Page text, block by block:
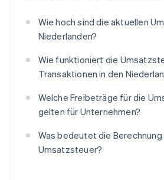
Wie hoch sind die aktuellen
Niederlanden?
Wie funktioniert die
Transaktionen in den
Welche Freibeträge für die
gelten für Unternehmen?
Was bedeutet die Berechnung
Umsatzsteuer?